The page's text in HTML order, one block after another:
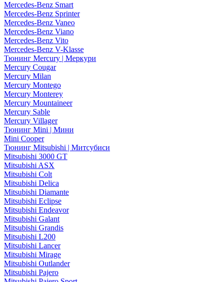
Mercedes-Benz Smart
Mercedes-Benz Sprinter
Mercedes-Benz Vaneo
Mercedes-Benz Viano
Mercedes-Benz Vito
Mercedes-Benz V-Klasse
Тюнинг Mercury | Меркури
Mercury Cougar
Mercury Milan
Mercury Montego
Mercury Monterey
Mercury Mountaineer
Mercury Sable
Mercury Villager
Тюнинг Mini | Мини
Mini Cooper
Тюнинг Mitsubishi | Митсубиси
Mitsubishi 3000 GT
Mitsubishi ASX
Mitsubishi Colt
Mitsubishi Delica
Mitsubishi Diamante
Mitsubishi Eclipse
Mitsubishi Endeavor
Mitsubishi Galant
Mitsubishi Grandis
Mitsubishi L200
Mitsubishi Lancer
Mitsubishi Mirage
Mitsubishi Outlander
Mitsubishi Pajero